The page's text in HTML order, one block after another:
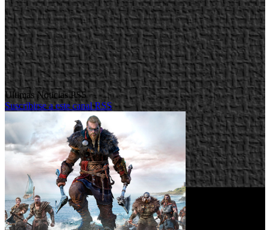
Ultimas Noticias PS5
Suscribirse a este canal RSS